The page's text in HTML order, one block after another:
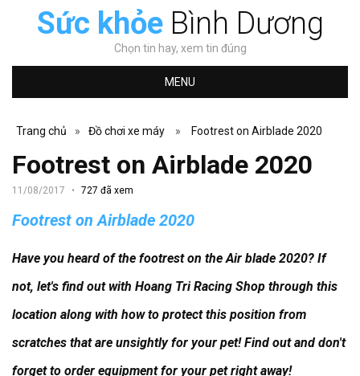
Sức khỏeBình Dương
Chọn tin hay, xem tin đúng
MENU
Trang chủ » Đồ chơi xe máy » Footrest on Airblade 2020
Footrest on Airblade 2020
11/08/2017 727 đã xem
Footrest on Airblade 2020
Have you heard of the footrest on the Air blade 2020? If
not, let's find out with Hoang Tri Racing Shop through this
location along with how to protect this position from
scratches that are unsightly for your pet!Find out and don't
forget to order equipment for your pet right away!